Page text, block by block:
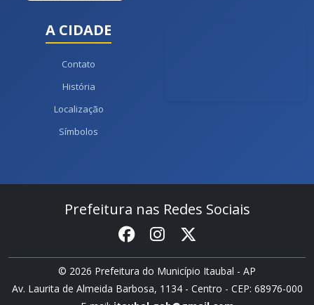
A CIDADE
Contato
História
Localização
Símbolos
Prefeitura nas Redes Sociais
© 2026 Prefeitura do Município Itaubal - AP
Av. Laurita de Almeida Barbosa, 1134 - Centro - CEP: 68976-000